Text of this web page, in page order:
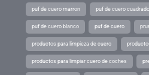
puf de cuero marron puf de cuero cuadrado
puf de cuero blanco puf de cuero
productos para limpieza de cuero
productos para limpiar cuero de coches